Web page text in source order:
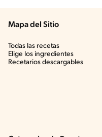
Mapa del Sitio
Todas las recetas
Elige los ingredientes
Recetarios descargables